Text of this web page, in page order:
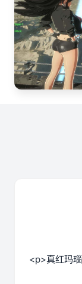
<p>真红玛